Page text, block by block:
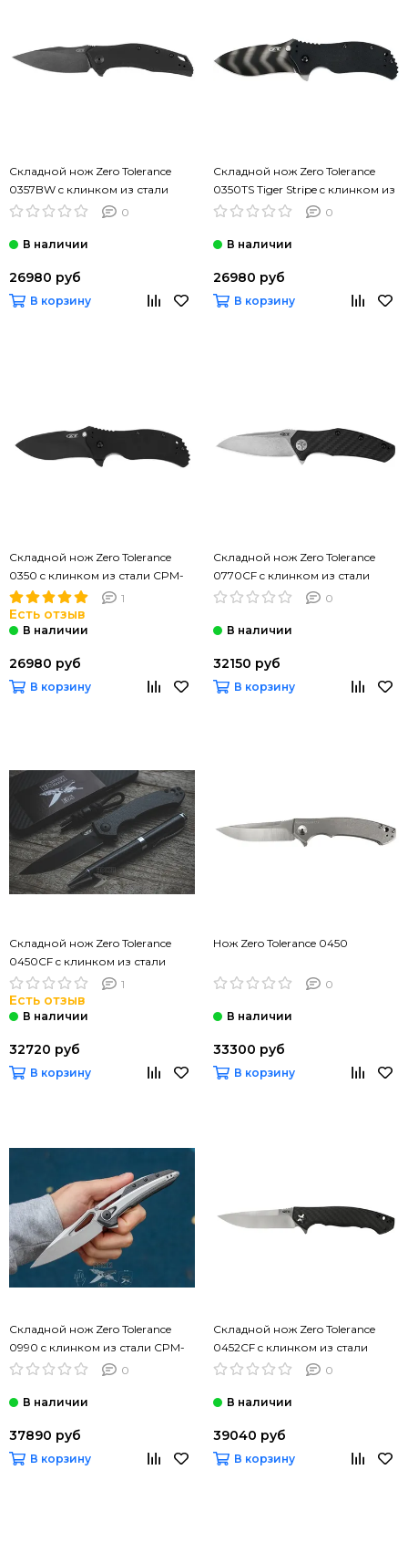
Складной нож Zero Tolerance
0357BW c клинком из стали
CPM-20CV, рукоять G10
0
26980 руб
В корзину
Складной нож Zero Tolerance
0350TS Tiger Stripe c клинком из
стали CPM-S30V, рукоять G10
0
26980 руб
В корзину
Складной нож Zero Tolerance
0350 c клинком из стали CPM-
S30V, рукоять G10 1
Есть отзыв
26980 руб
В корзину
Складной нож Zero Tolerance
0770CF c клинком из стали
CPM-S35VN, рукоять карбон
0
32150 руб
В корзину
Складной нож Zero Tolerance
0450CF c клинком из стали
CPM-S35VN, рукоять титан /
карбон
1
Есть отзыв
32720 руб
В корзину
Нож Zero Tolerance 0450
0
33300 руб
В корзину
Складной нож Zero Tolerance
0990 c клинком из стали CPM-
20CV, рукоять карбон
0
37890 руб
В корзину
Складной нож Zero Tolerance
0452CF c клинком из стали
CPM-S35VN, рукоять титан
0
39040 руб
В корзину